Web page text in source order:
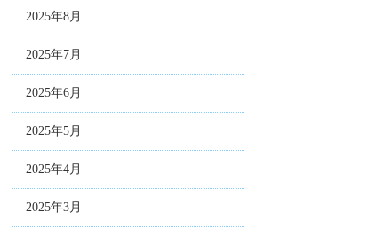
2025年8月
2025年7月
2025年6月
2025年5月
2025年4月
2025年3月